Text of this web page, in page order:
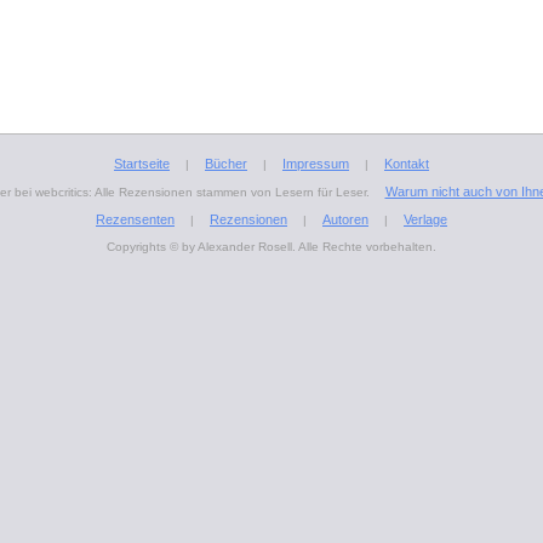
Startseite | Bücher | Impressum | Kontakt
bei webcritics: Alle Rezensionen stammen von Lesern für Leser.
Warum nicht auch von
Rezensenten
| Rezensionen | Autoren | Verlage
Copyrights © by Alexander Rosell. Alle Rechte vorbehalten.